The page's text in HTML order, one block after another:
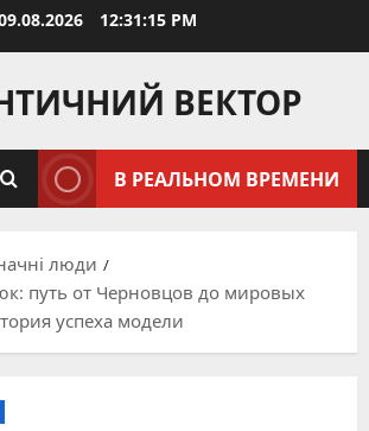
12:31:16 PM
ВЕКТОР
В РЕАЛЬНОМ ВРЕМЕНИ
люди
путь от Черновцов до мировых
успеха модели